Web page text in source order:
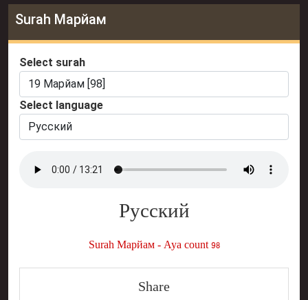
Surah Мapйaм
Select surah
Select language
Русский
Surah Мapйaм - Aya count 98
Share